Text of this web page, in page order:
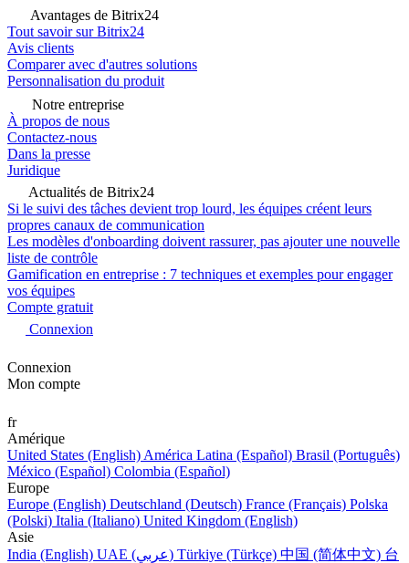
Avantages de Bitrix24
Tout savoir sur Bitrix24
Avis clients
Comparer avec d'autres solutions
Personnalisation du produit
Notre entreprise
À propos de nous
Contactez-nous
Dans la presse
Juridique
Actualités de Bitrix24
Si le suivi des tâches devient trop lourd, les équipes créent leurs
propres canaux de communication
Les modèles d'onboarding doivent rassurer, pas ajouter une nouvelle
liste de contrôle
Gamification en entreprise : 7 techniques et exemples pour engager
vos équipes
Compte gratuit
Connexion
Connexion
Mon compte
fr
Amérique
United States (English) América Latina (Español) Brasil (Português)
México (Español) Colombia (Español)
Europe
Europe (English) Deutschland (Deutsch) France (Français) Polska
(Polski) Italia (Italiano) United Kingdom (English)
Asie
India (English)
UAE (عربي) Türkiye (Türkçe) 中国 (简体中文) 台